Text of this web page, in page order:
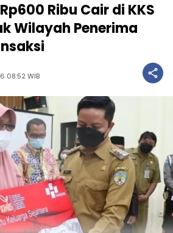
Ribu Cair di KKS
Wilayah Penerima
08:52 WIB